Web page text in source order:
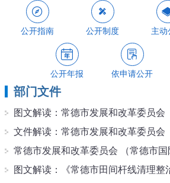
公开指南 公开制度 主动
公开年报 依申请公开
部门文件
图文解读：常德市发展和改革委员会 （常
文件解读：常德市发展和改革委员会 （常
常德市发展和改革委员会 （常德市国防动
图文解读：《常德市田间杆线清理整治专